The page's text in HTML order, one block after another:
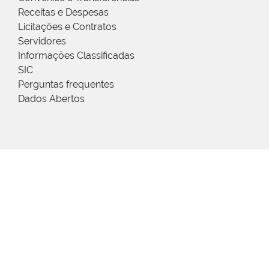
Receitas e Despesas
Licitações e Contratos
Servidores
Informações Classificadas
SIC
Perguntas frequentes
Dados Abertos